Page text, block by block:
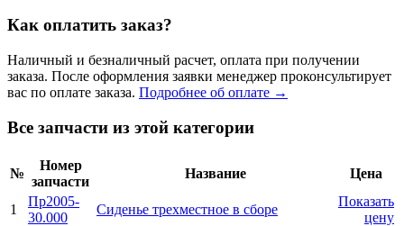
Как оплатить заказ?
Наличный и безналичный расчет, оплата при получении
заказа. После оформления заявки менеджер проконсультирует
вас по оплате заказа. Подробнее об оплате →
Все запчасти из этой категории
№
Номер
запчасти
Название Цена
1
Пр2005-
30.000
Сиденье трехместное в сборе
Показать
цену